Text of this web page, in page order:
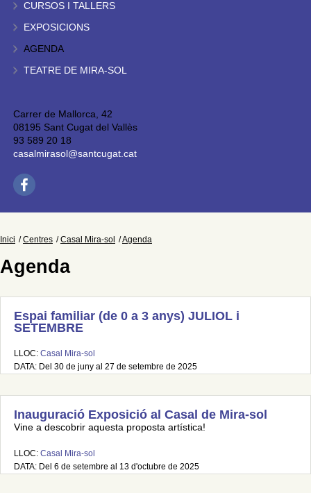
CURSOS I TALLERS
EXPOSICIONS
AGENDA
TEATRE DE MIRA-SOL
Carrer de Mallorca, 42
08195 Sant Cugat del Vallès
93 589 20 18
casalmirasol@santcugat.cat
Inici Centres Casal Mira-sol Agenda
Agenda
Espai familiar (de 0 a 3 anys) JULIOL i
SETEMBRE
LLOC: Casal Mira-sol
DATA: Del 30 de juny al 27 de setembre de 2025
Inauguració Exposició al Casal de Mira-sol
Vine a descobrir aquesta proposta artística!
LLOC: Casal Mira-sol
DATA: Del 6 de setembre al 13 d'octubre de 2025